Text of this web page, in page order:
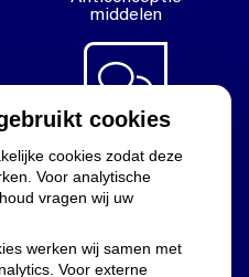
middelen
Vragen
stellen
cookies
cookies zodat deze
Voor analytische
vragen wij uw
werken wij samen met
Voor externe